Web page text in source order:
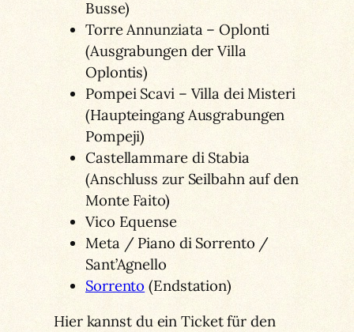
Busse)
Torre Annunziata – Oplonti
(Ausgrabungen der Villa
Oplontis)
Pompei Scavi – Villa dei Misteri
(Haupteingang Ausgrabungen
Pompeji)
Castellammare di Stabia
(Anschluss zur Seilbahn auf den
Monte Faito)
Vico Equense
Meta / Piano di Sorrento /
Sant’Agnello
Sorrento (Endstation)
Hier kannst du ein Ticket für den